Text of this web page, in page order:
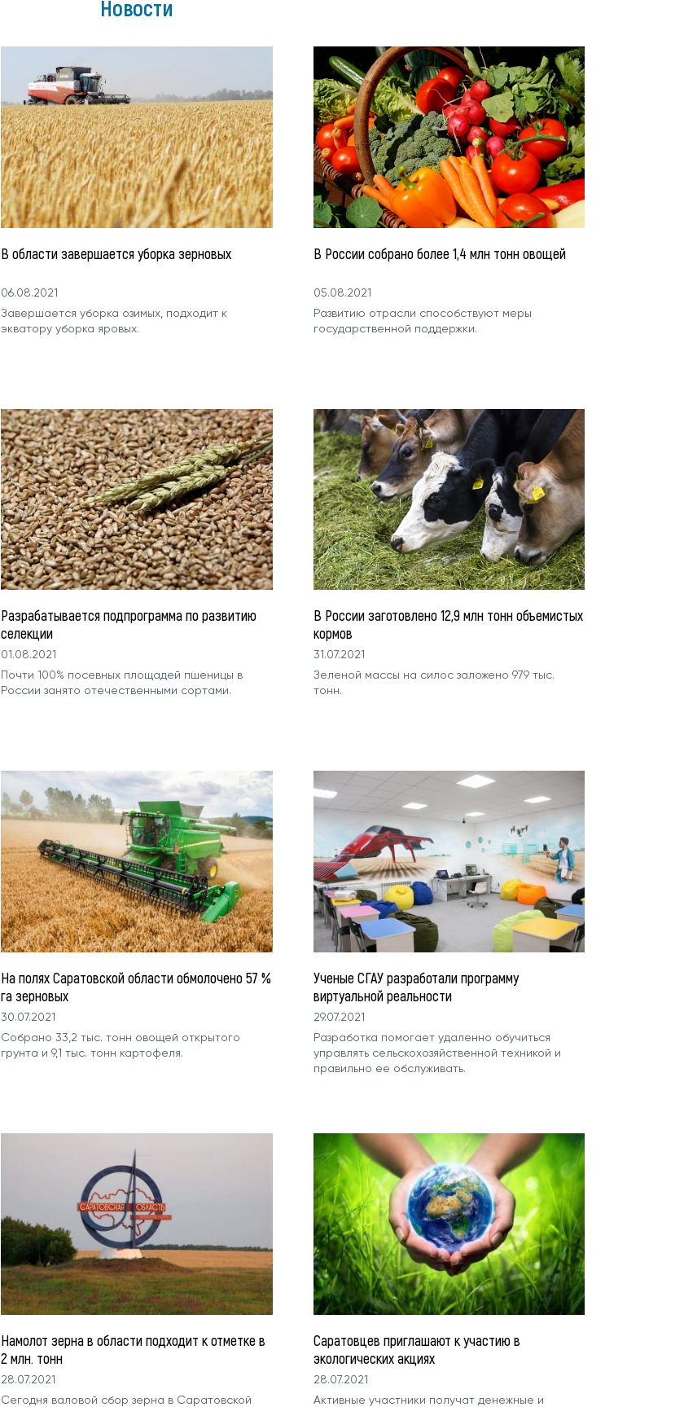
Новости
В области завершается уборка зерновых
06.08.2021
Завершается уборка озимых, подходит к
экватору уборка яровых.
В России собрано более 1,4 млн тонн овощей
05.08.2021
Развитию отрасли способствуют меры
государственной поддержки.
Разрабатывается подпрограмма по развитию
селекции
01.08.2021
Почти 100% посевных площадей пшеницы в
России занято отечественными сортами.
В России заготовлено 12,9 млн тонн объемистых
кормов
31.07.2021
Зеленой массы на силос заложено 979 тыс.
тонн.
На полях Саратовской области обмолочено 57 %
га зерновых
30.07.2021
Собрано 33,2 тыс. тонн овощей открытого
грунта и 9,1 тыс. тонн картофеля.
Ученые СГАУ разработали программу
виртуальной реальности
29.07.2021
Разработка помогает удаленно обучиться
управлять сельскохозяйственной техникой и
правильно ее обслуживать.
Намолот зерна в области подходит к отметке в
2 млн. тонн
28.07.2021
Сегодня валовой сбор зерна в Саратовской
Саратовцев приглашают к участию в
экологических акциях
28.07.2021
Активные участники получат денежные и